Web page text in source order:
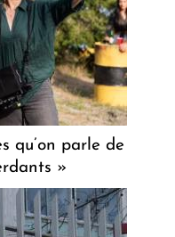
qu’on parle de
»